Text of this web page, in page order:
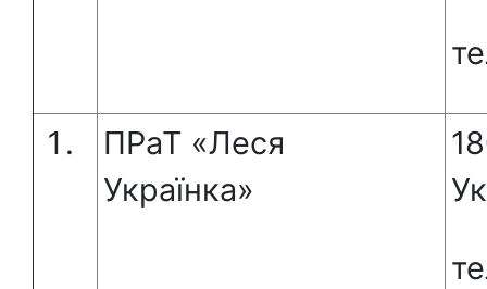
ПРаТ «Леся
Українка»